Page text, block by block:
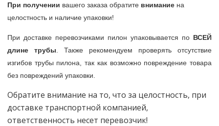
​При получении вашего заказа обратите внимание на
целостность и наличие упаковки!
При доставке перевозчиками пилон упаковывается по ВСЕЙ
длине трубы . Также рекомендуем проверять отсутствие
изгибов трубы пилона, так как возможно повреждение товара
без повреждений упаковки.
Обратите внимание на то, что за целостность, при
доставке транспортной компанией,
ответственность несет перевозчик!